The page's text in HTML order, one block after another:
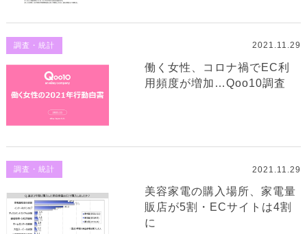
調査・統計 2021.11.29
働く女性、コロナ禍でEC利
用頻度が増加…Qoo10調査
調査・統計 2021.11.29
美容家電の購入場所、家電量
販店が5割・ECサイトは4割
に